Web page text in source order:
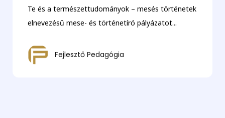
Te és a természettudományok – mesés történetek
elnevezésű mese- és történetíró pályázatot...
Fejlesztő Pedagógia